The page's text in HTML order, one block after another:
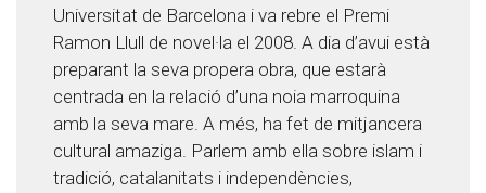
Universitat de Barcelona i va rebre el Premi
Ramon Llull de novel·la el 2008. A dia d’avui està
preparant la seva propera obra, que estarà
centrada en la relació d’una noia marroquina
amb la seva mare. A més, ha fet de mitjancera
cultural amaziga. Parlem amb ella sobre islam i
tradició, catalanitats i independències,